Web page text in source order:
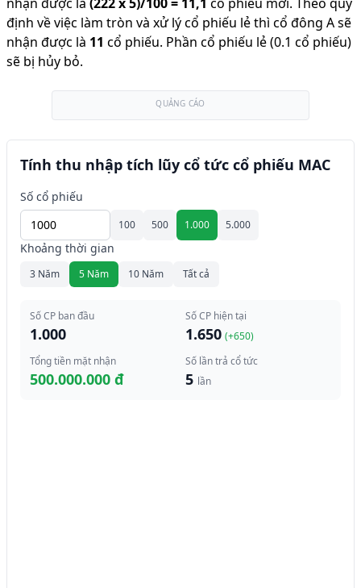
định về việc làm tròn và xử lý cổ phiếu lẻ thì cổ đông A sẽ
nhận được là 11 cổ phiếu. Phần cổ phiếu lẻ (0.1 cổ phiếu)
sẽ bị hủy bỏ.
QUẢNG CÁO
Tính thu nhập tích lũy cổ tức cổ phiếu MAC
Số cổ phiếu
100 500 1.000 5.000
Khoảng thời gian
3 Năm 5 Năm 10 Năm Tất cả
Số CP ban đầu
1.000
Số CP hiện tại
1.650 (+650)
Tổng tiền mặt nhận
500.000.000 đ
Số lần trả cổ tức
5 lần